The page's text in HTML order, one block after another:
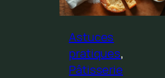
Astuces
pratiques
Pâtisserie